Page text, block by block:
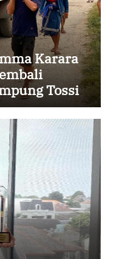
Karara
Tossi